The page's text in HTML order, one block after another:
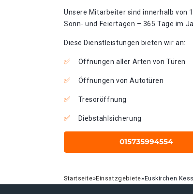
Unsere Mitarbeiter sind innerhalb von
Sonn- und Feiertagen – 365 Tage im
Diese Dienstleistungen bieten wir an:
Öffnungen aller Arten von Türen
Öffnungen von Autotüren
Tresoröffnung
Diebstahlsicherung
Startseite»Einsatzgebiete»Euskirchen